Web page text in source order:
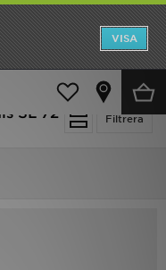
VISA
72
Filtrera
SL 72